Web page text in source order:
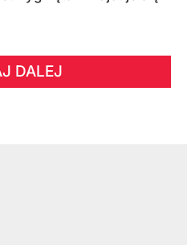
DALEJ